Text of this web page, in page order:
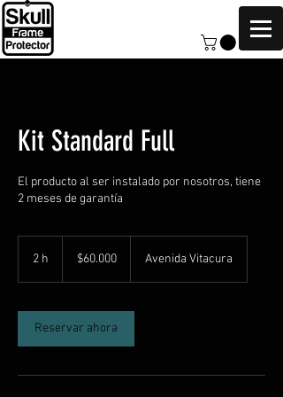
Kit Standard Full
El producto al ser instalado por nosotros, tiene
2 meses de garantía
2 h
pesos
chilenos
$60.000 Avenida Vitacura
Reservar ahora